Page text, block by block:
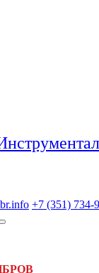
+7 (351) 734-